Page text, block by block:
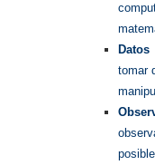
tomar